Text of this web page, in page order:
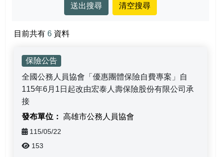
會員資料
會員登出
網站導覽
目前共有 6 資料
保險公告
全國公務人員協會「優惠團體保險自費專案」自
115年6月1日起改由宏泰人壽保險股份有限公司承
接
高雄市公務人員協會
115/05/22
153